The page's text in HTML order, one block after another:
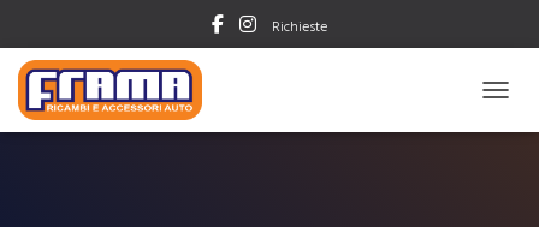
Richieste